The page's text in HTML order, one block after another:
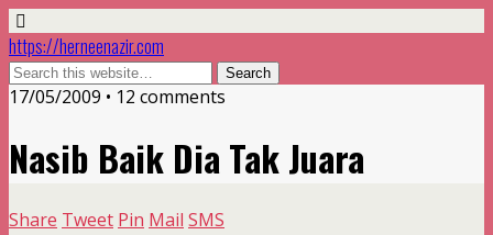
https://herneenazir.com
17/05/2009 • 12 comments
Nasib Baik Dia Tak Juara
Share Tweet Pin Mail SMS